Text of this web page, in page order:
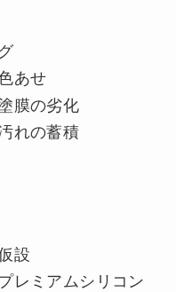
あせ
塗膜の劣化
汚れの蓄積
設
レミアムシリコン